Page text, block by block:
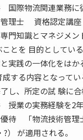
際物流関連業務に
理士 資格認定講座
門知識とマネジメ
とを 目的としている
実践の一体化をは
する内容となってい
し、所定の試 験に
業の実務経験を2年
待 「物流技術管理
） が適用される。